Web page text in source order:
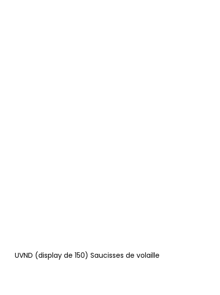
UVND (display de 150) Saucisses de volaille